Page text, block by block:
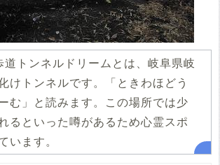
道トンネルドリームとは、岐阜県岐
けトンネルです。「ときわほどう
む」と読みます。この場所では少
るといった噂があるため心霊スポ
います。